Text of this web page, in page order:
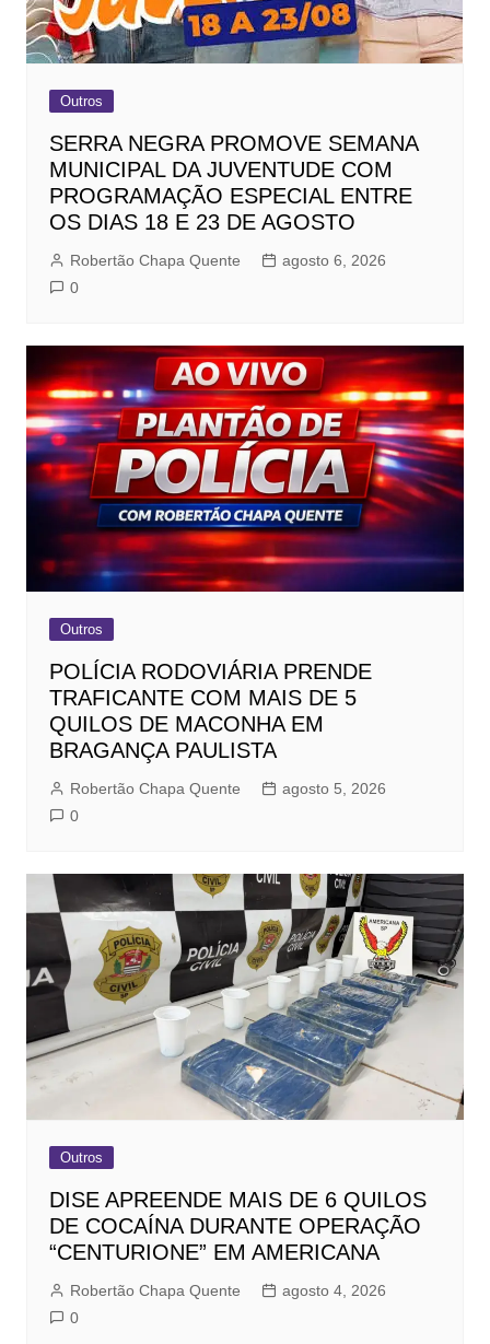
Outros
SERRA NEGRA PROMOVE SEMANA
MUNICIPAL DA JUVENTUDE COM
PROGRAMAÇÃO ESPECIAL ENTRE
OS DIAS 18 E 23 DE AGOSTO
Robertão Chapa Quente
agosto 6, 2026
0
Outros
POLÍCIA RODOVIÁRIA PRENDE
TRAFICANTE COM MAIS DE 5
QUILOS DE MACONHA EM
BRAGANÇA PAULISTA
Robertão Chapa Quente
agosto 5, 2026
0
Outros
DISE APREENDE MAIS DE 6 QUILOS
DE COCAÍNA DURANTE OPERAÇÃO
“CENTURIONE” EM AMERICANA
Robertão Chapa Quente
agosto 4, 2026
0